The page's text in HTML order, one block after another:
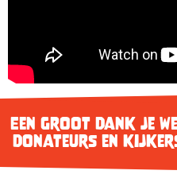
Een groot dank je
donateurs en